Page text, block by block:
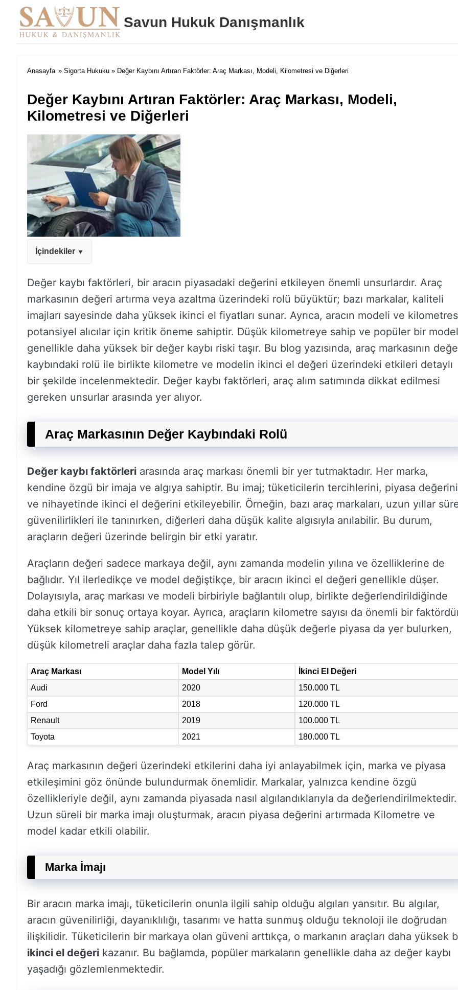
Savun Hukuk Danışmanlık
Anasayfa » Sigorta Hukuku » Değer Kaybını Artıran Faktörler: Araç Markası, Modeli, Kilometresi ve Diğerleri
Değer Kaybını Artıran Faktörler: Araç Markası, Modeli,
Kilometresi ve Diğerleri
İçindekiler
Değer kaybı faktörleri, bir aracın piyasadaki değerini etkileyen önemli unsurlardır. Araç
markasının değeri artırma veya azaltma üzerindeki rolü büyüktür; bazı markalar, kaliteli
imajları sayesinde daha yüksek ikinci el fiyatları sunar. Ayrıca, aracın modeli ve
potansiyel alıcılar için kritik öneme sahiptir. Düşük kilometreye sahip ve popüler bir
genellikle daha yüksek bir değer kaybı riski taşır. Bu blog yazısında, araç markasının
kaybındaki rolü ile birlikte kilometre ve modelin ikinci el değeri üzerindeki etkileri detaylı
bir şekilde incelenmektedir. Değer kaybı faktörleri, araç alım satımında dikkat edilmesi
gereken unsurlar arasında yer alıyor.
Araç Markasının Değer Kaybındaki Rolü
Değer kaybı faktörleri arasında araç markası önemli bir yer tutmaktadır. Her marka,
kendine özgü bir imaja ve algıya sahiptir. Bu imaj; tüketicilerin tercihlerini, piyasa değerini
ve nihayetinde ikinci el değerini etkileyebilir. Örneğin, bazı araç markaları, uzun yıllar
güvenilirlikleri ile tanınırken, diğerleri daha düşük kalite algısıyla anılabilir. Bu durum,
araçların değeri üzerinde belirgin bir etki yaratır.
Araçların değeri sadece markaya değil, aynı zamanda modelin yılına ve özelliklerine de
bağlıdır. Yıl ilerledikçe ve model değiştikçe, bir aracın ikinci el değeri genellikle düşer.
Dolayısıyla, araç markası ve modeli birbiriyle bağlantılı olup, birlikte değerlendirildiğinde
daha etkili bir sonuç ortaya koyar. Ayrıca, araçların kilometre sayısı da önemli bir
Yüksek kilometreye sahip araçlar, genellikle daha düşük değerle piyasa da yer bulurken,
düşük kilometreli araçlar daha fazla talep görür.
Araç Markası Model Yılı
İkinci El Değeri
Audi
2020
150.000 TL
Ford
2018
120.000 TL
Renault
2019
100.000 TL
Toyota
2021 180.000 TL
Araç markasının değeri üzerindeki etkilerini daha iyi anlayabilmek için, marka ve piyasa
etkileşimini göz önünde bulundurmak önemlidir. Markalar, yalnızca kendine özgü
özellikleriyle değil, aynı zamanda piyasada nasıl algılandıklarıyla da değerlendirilmektedir.
Uzun süreli bir marka imajı oluşturmak, aracın piyasa değerini artırmada Kilometre ve
model kadar etkili olabilir.
Marka İmajı
Bir aracın marka imajı, tüketicilerin onunla ilgili sahip olduğu algıları yansıtır. Bu algılar,
aracın güvenilirliği, dayanıklılığı, tasarımı ve hatta sunmuş olduğu teknoloji ile doğrudan
ilişkilidir. Tüketicilerin bir markaya olan güveni arttıkça, o markanın araçları daha yüksek
ikinci el değeri kazanır. Bu bağlamda, popüler markaların genellikle daha az değer kaybı
yaşadığı gözlemlenmektedir.